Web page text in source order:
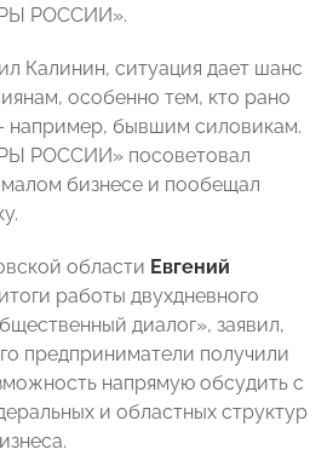
РОССИИ».
Калинин, ситуация дает шанс
особенно тем, кто рано
например, бывшим силовикам.
РОССИИ» посоветовал
бизнесе и пообещал
области Евгений
работы двухдневного
диалог», заявил,
предприниматели получили
напрямую обсудить с
и областных структур